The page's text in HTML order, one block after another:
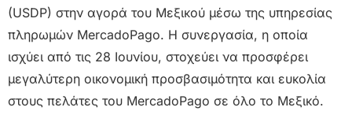
(USDP) στην αγορά του Μεξικού μέσω της υπηρεσίας
πληρωμών MercadoPago. Η συνεργασία, η οποία
ισχύει από τις 28 Ιουνίου, στοχεύει να προσφέρει
μεγαλύτερη οικονομική προσβασιμότητα και ευκολία
στους πελάτες του MercadoPago σε όλο το Μεξικό.